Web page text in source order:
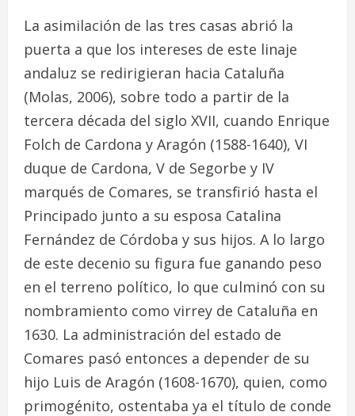
La asimilación de las tres casas abrió la
puerta a que los intereses de este linaje
andaluz se redirigieran hacia Cataluña
(Molas, 2006), sobre todo a partir de la
tercera década del siglo XVII, cuando Enrique
Folch de Cardona y Aragón (1588-1640), VI
duque de Cardona, V de Segorbe y IV
marqués de Comares, se transfirió hasta el
Principado junto a su esposa Catalina
Fernández de Córdoba y sus hijos. A lo largo
de este decenio su figura fue ganando peso
en el terreno político, lo que culminó con su
nombramiento como virrey de Cataluña en
1630. La administración del estado de
Comares pasó entonces a depender de su
hijo Luis de Aragón (1608-1670), quien, como
primogénito, ostentaba ya el título de conde